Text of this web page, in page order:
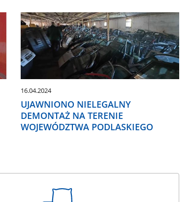
16.04.2024
UJAWNIONO NIELEGALNY
DEMONTAŻ NA TERENIE
WOJEWÓDZTWA PODLASKIEGO